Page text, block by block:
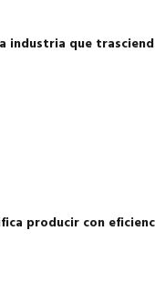
industria que
producir con